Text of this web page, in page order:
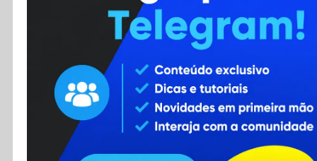
Contato
RSS